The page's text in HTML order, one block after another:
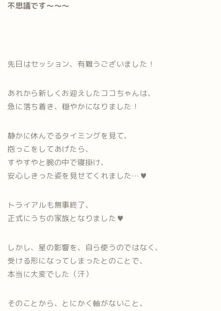
不思議です〜〜〜
先日はセッション、有難うございました！
あれから新しくお迎えしたココちゃんは、
急に落ち着き、穏やかになりました！
静かに休んでるタイミングを見て、
抱っこをしてあげたら、
すやすやと腕の中で寝掛け、
安心しきった姿を見せてくれました…♥
トライアルも無事終了、
正式にうちの家族となりました♥
しかし、星の影響を、自ら使うのではなく、
受ける形になってしまったとのことで、
本当に大変でした（汗）
そのことから、とにかく軸がないこと、